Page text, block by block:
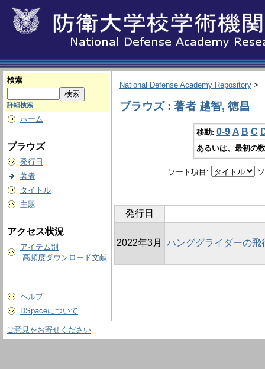
検索
詳細検索
ホーム
ブラウズ
発行日
著者
タイトル
主題
アクセス状況
アイテム別
高頻度ダウンロード文献
ヘルプ
DSpaceについて
National Defense Academy Repository >
ブラウズ : 著者 越智, 徳昌
移動: 0-9 A B C
あるいは、最初の
ソート項目:
発行日
2022年3月 ハンググライダーの
ご意見をお寄せください